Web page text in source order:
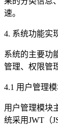
速。
4. 系统功能实
系统的主要功
管理、权限管
4.1 用户管理
用户管理模块
统采用JWT（